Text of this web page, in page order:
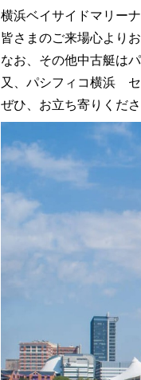
横浜ベイサイドマリー
皆さまのご来場心より
なお、その他中古艇は
又、パシフィコ横浜 セ
ぜひ、お立ち寄りくだ